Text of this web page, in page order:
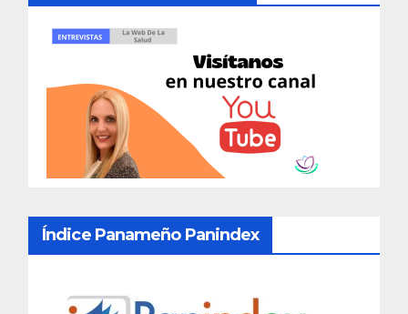
Índice Panameño Panindex